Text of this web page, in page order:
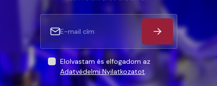
Elolvastam és elfogadom az
Adatvédelmi Nyilatkozatot.